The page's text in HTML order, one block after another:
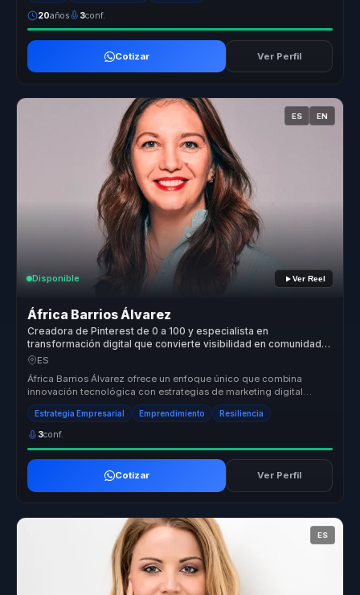
20años 3conf.
Cotizar Ver Perfil
ES EN
Disponible Ver Reel
África Barrios Álvarez
Creadora de Pinterest de 0 a 100 y especialista en
transformación digital que convierte visibilidad en comunidad,
ventas y ventaja competitiva para marcas.
ES
África Barrios Álvarez ofrece un enfoque único que combina
innovación tecnológica con estrategias de marketing digital
efectivas. Su capa...
Estrategia Empresarial Emprendimiento Resiliencia
3conf.
Cotizar Ver Perfil
ES